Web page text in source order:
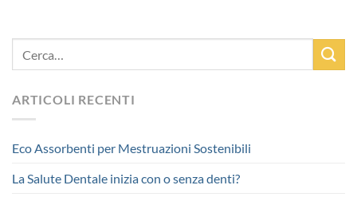
ARTICOLI RECENTI
Eco Assorbenti per Mestruazioni Sostenibili
La Salute Dentale inizia con o senza denti?